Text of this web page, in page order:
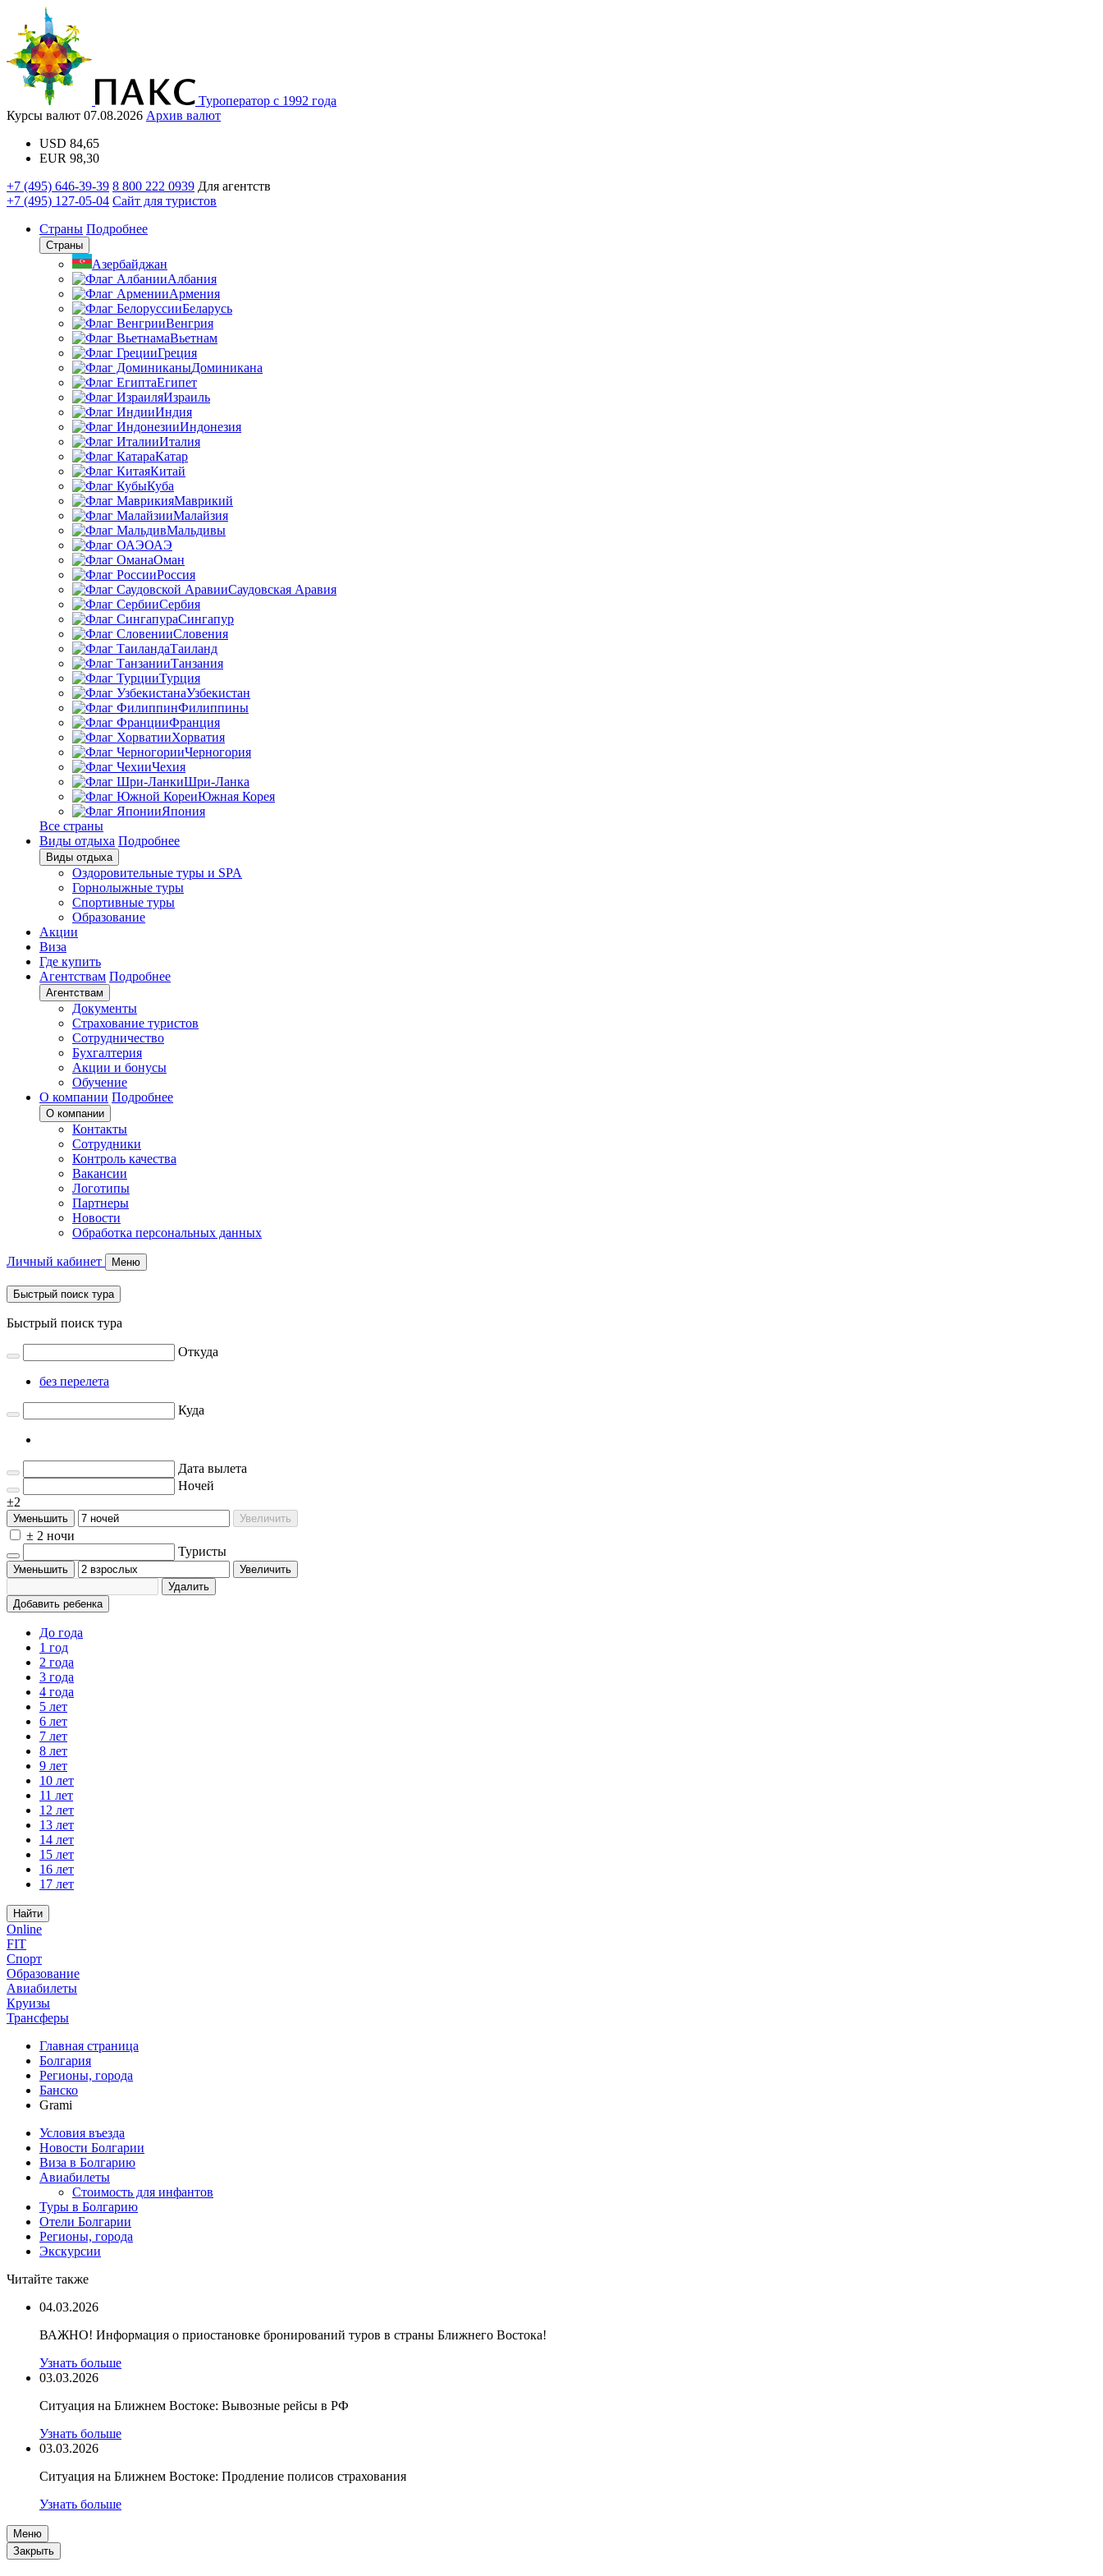
Туроператор с 1992 года
Курсы валют 07.08.2026 Архив валют
USD 84,65
EUR 98,30
+7 (495) 646-39-39 8 800 222 0939 Для агентств
+7 (495) 127-05-04 Сайт для туристов
Страны Подробнее
Страны
Азербайджан
Албания
Армения
Беларусь
Венгрия
Вьетнам
Греция
Доминикана
Египет
Израиль
Индия
Индонезия
Италия
Катар
Китай
Куба
Маврикий
Малайзия
Мальдивы
ОАЭ
Оман
Россия
Саудовская Аравия
Сербия
Сингапур
Словения
Таиланд
Танзания
Турция
Узбекистан
Филиппины
Франция
Хорватия
Черногория
Чехия
Шри-Ланка
Южная Корея
Япония
Все страны
Виды отдыха Подробнее
Виды отдыха
Оздоровительные туры и SPA
Горнолыжные туры
Спортивные туры
Образование
Акции
Виза
Где купить
Агентствам Подробнее
Агентствам
Документы
Страхование туристов
Сотрудничество
Бухгалтерия
Акции и бонусы
Обучение
О компании Подробнее
О компании
Контакты
Сотрудники
Контроль качества
Вакансии
Логотипы
Партнеры
Новости
Обработка персональных данных
Личный кабинет Меню
Быстрый поиск тура
Быстрый поиск тура
Откуда
без перелета
Куда
Дата вылета
Ночей
±2
Уменьшить Увеличить
± 2 ночи
Туристы
Уменьшить
Увеличить
Удалить
Добавить ребенка
До года
1 год
2 года
3 года
4 года
5 лет
6 лет
7 лет
8 лет
9 лет
10 лет
11 лет
12 лет
13 лет
14 лет
15 лет
16 лет
17 лет
Найти
Online
FIT
Спорт
Образование
Авиабилеты
Круизы
Трансферы
Главная страница
Болгария
Регионы, города
Банско
Grami
Условия въезда
Новости Болгарии
Виза в Болгарию
Авиабилеты
Стоимость для инфантов
Туры в Болгарию
Отели Болгарии
Регионы, города
Экскурсии
Читайте также
04.03.2026
ВАЖНО! Информация о приостановке бронирований туров в страны Ближнего Востока!
Узнать больше
03.03.2026
Ситуация на Ближнем Востоке: Вывозные рейсы в РФ
Узнать больше
03.03.2026
Ситуация на Ближнем Востоке: Продление полисов страхования
Узнать больше
Меню
Закрыть